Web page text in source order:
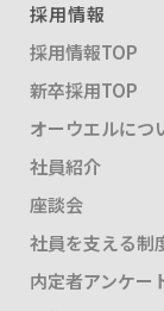
採用情報
採用情報TOP
新卒採用TOP
オーウエルにつ
社員紹介
座談会
社員を支える制
内定者アンケー